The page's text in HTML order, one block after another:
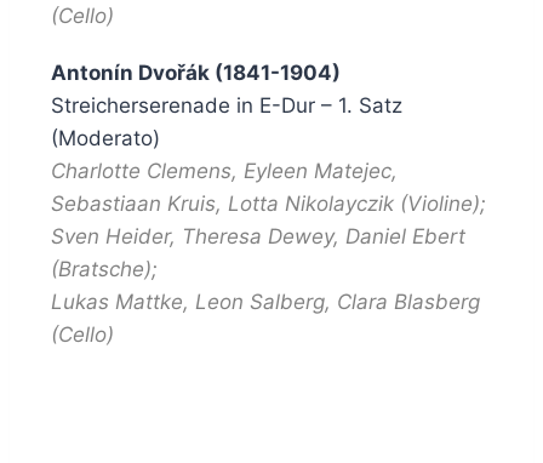
(Cello)
Antonín Dvořák (1841-1904)
Streicherserenade in E-Dur – 1. Satz
(Moderato)
Charlotte Clemens, Eyleen Matejec,
Sebastiaan Kruis, Lotta Nikolayczik (Violine);
Sven Heider, Theresa Dewey, Daniel Ebert
(Bratsche);
Lukas Mattke, Leon Salberg, Clara Blasberg
(Cello)